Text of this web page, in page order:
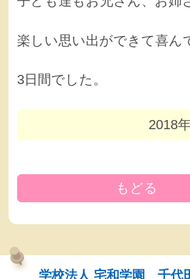
楽しい思い出ができて喜ん
3日間でした。
2018
もどる
学校法人 宅和学園 千代